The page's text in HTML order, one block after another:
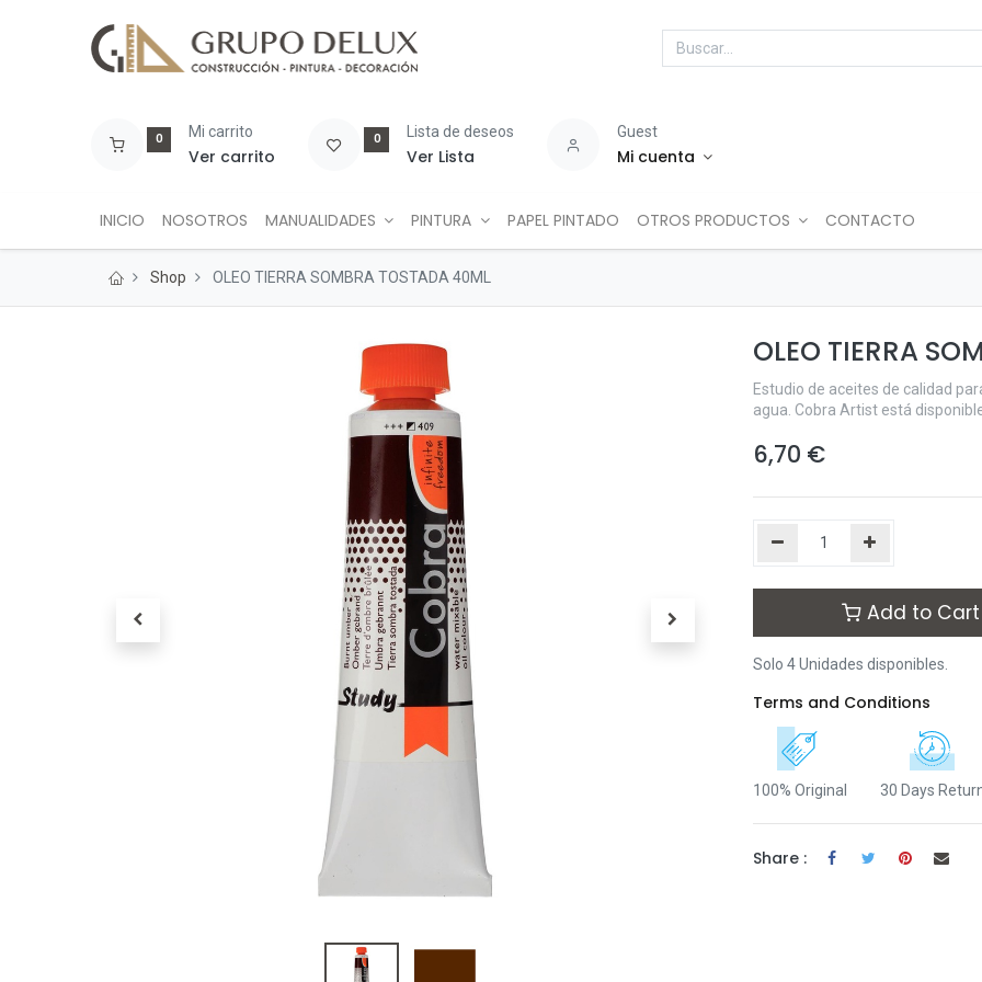
0 Mi carrito
Ver carrito
0 Lista de deseos
Ver Lista
Guest
Mi cuenta
INICIO NOSOTROS MANUALIDADES PINTURA PAPEL PINTADO OTROS PRODUCTOS CONTACTO
Shop OLEO TIERRA SOMBRA TOSTADA 40ML
OLEO TIERRA
Estudio de aceites de calidad
agua. Cobra Artist está
6,70 €
Add to Cart
Solo 4 Unidades disponibles.
Terms and Conditions
100% Original 30 Days
Share :